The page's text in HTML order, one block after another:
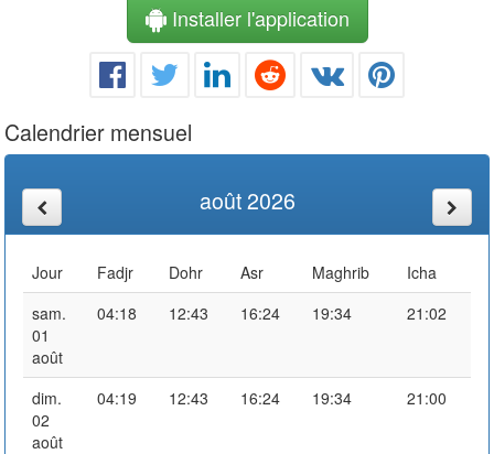
Installer l'application
Calendrier mensuel
août 2026
Jour Fadjr Dohr Asr Maghrib
Icha
sam.
01
août
04:18 12:43 16:24 19:34 21:02
dim.
02
août
04:19 12:43 16:24 19:34 21:00